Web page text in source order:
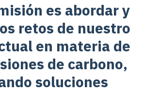
es abordar y
retos de nuestro
en materia de
de carbono,
soluciones